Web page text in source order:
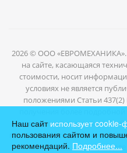
2026 © ООО «ЕВРОМЕХАНИКА».
на сайте, касающаяся
стоимости, носит
условиях не является
положениями Статьи
условиях отгрузки товаров,
помощью формы обратной
разделе
Наш сайт использует
пользования сайтом и
рекомендаций. Подробнее...